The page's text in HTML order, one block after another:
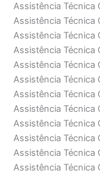
Assistência
Assistência Técnica
Assistência Técnica
Assistência Técnica
Assistência Técnica
Assistência
Assistência
Assistência
Assistência
Assistência
Assistência
Assistência